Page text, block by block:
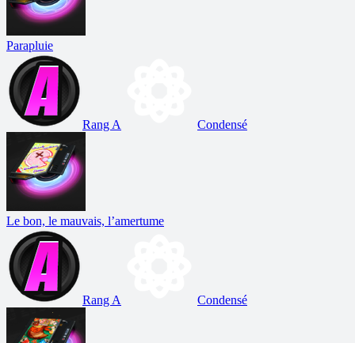
Parapluie
Rang A Condensé
Le bon, le mauvais, l’amertume
Rang A Condensé